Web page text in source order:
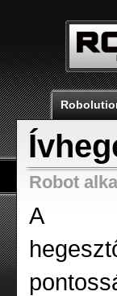
Robot
A